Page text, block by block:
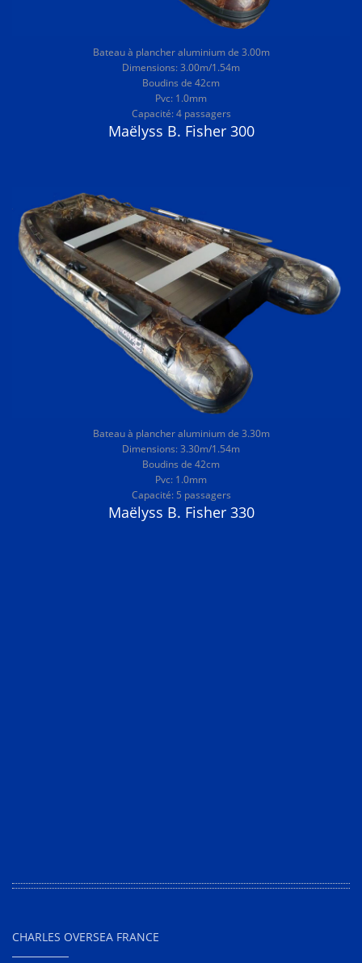
Bateau à plancher aluminium de 3.00m
Dimensions: 3.00m/1.54m
Boudins de 42cm
Pvc: 1.0mm
Capacité: 4 passagers
Maëlyss B. Fisher 300
Bateau à plancher aluminium de 3.30m
Dimensions: 3.30m/1.54m
Boudins de 42cm
Pvc: 1.0mm
Capacité: 5 passagers
Maëlyss B. Fisher 330
CHARLES OVERSEA FRANCE